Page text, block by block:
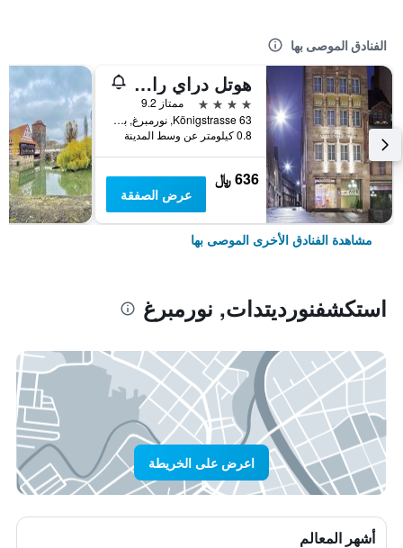
الفنادق الموصى بها
هوتل دراي رابين
4 نجوم
ممتاز 9.2
Königstrasse 63, نورمبرغ, بافاريا, ألمانيا
0.8 كيلومتر عن وسط المدينة
636 ﷼
عرض الصفقة
مشاهدة الفنادق الأخرى الموصى بها
استكشفنورديتدات, نورمبرغ
اعرض على الخريطة
أشهر المعالم